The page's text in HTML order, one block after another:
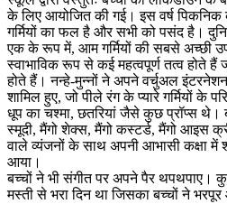
के लिए आयोजित की गई। इस वर्ष
गर्मियों का फल है और सभी को पसंद है।
एक के रूप में, आम गर्मियों की सबसे अच्छी
स्वाभाविक रूप से कई महत्वपूर्ण तत्व होते हैं
होते हैं। नन्हे-मुन्नों ने अपने वर्चुअल
शामिल हुए, जो पीले रंग के प्यारे गर्मियों के
धूप का चश्मा, छतरियां जैसे कुछ प्रॉप्स थे।
स्मूदी, मैंगो शेक्स, मैंगो कस्टर्ड, मैंगो आइस
वाले व्यंजनों के साथ अपनी आभासी कक्षा में
आया।
बच्चों ने भी संगीत पर अपने पैर थपथपाए।
मस्ती से भरा दिन था जिसका बच्चों ने